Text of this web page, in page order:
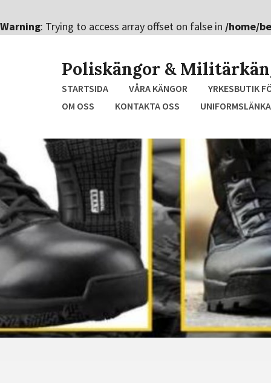
Warning: Trying to access array offset on false in /home/
Poliskängor &
STARTSIDA VÅRA KÄNGOR YRKESBUTIK
OM OSS
KONTAKTA OSS